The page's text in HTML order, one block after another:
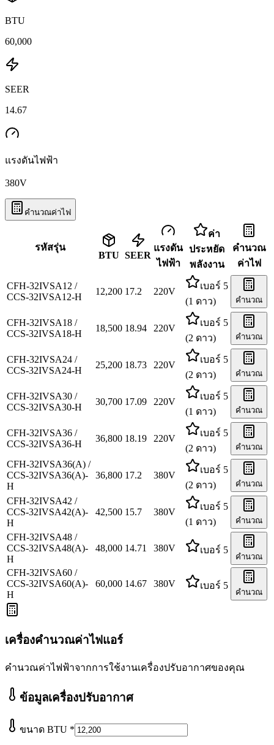
BTU
60,000
SEER
14.67
แรงดันไฟฟ้า
380V
คำนวณค่าไฟ
รหัสรุ่น
BTU SEER
แรงดัน
ไฟฟ้า
ค่า
ประหยัด
พลังงาน
คำนวณ
ค่าไฟ
CFH-32IVSA12 /
CCS-32IVSA12-H
12,200 17.2 220V
เบอร์ 5
(1 ดาว)
คำนวณ
CFH-32IVSA18 /
CCS-32IVSA18-H
18,500 18.94 220V
เบอร์ 5
(2 ดาว)
คำนวณ
CFH-32IVSA24 /
CCS-32IVSA24-H
25,200 18.73 220V
เบอร์ 5
(2 ดาว)
คำนวณ
CFH-32IVSA30 /
CCS-32IVSA30-H
30,700 17.09 220V
เบอร์ 5
(1 ดาว)
คำนวณ
CFH-32IVSA36 /
CCS-32IVSA36-H
36,800 18.19 220V
เบอร์ 5
(2 ดาว)
คำนวณ
CFH-32IVSA36(A) /
CCS-32IVSA36(A)-
H
36,800 17.2 380V
เบอร์ 5
(2 ดาว)
คำนวณ
CFH-32IVSA42 /
CCS-32IVSA42(A)-
H
42,500 15.7 380V
เบอร์ 5
(1 ดาว)
คำนวณ
CFH-32IVSA48 /
CCS-32IVSA48(A)-
H
48,000 14.71 380V เบอร์ 5
คำนวณ
CFH-32IVSA60 /
CCS-32IVSA60(A)-
H
60,000 14.67 380V เบอร์ 5
คำนวณ
เครื่องคำนวณค่าไฟแอร์
คำนวณค่าไฟฟ้าจากการใช้งานเครื่องปรับอากาศของคุณ
ข้อมูลเครื่องปรับอากาศ
ขนาด BTU *